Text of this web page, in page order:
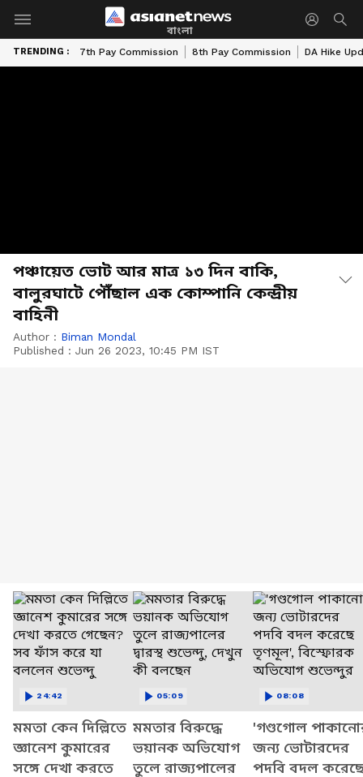
বাংলা
TRENDING : 7th Pay Commission 8th Pay Commission DA Hike
পঞ্চায়েত ভোট আর মাত্র ১৩ দিন বাকি,
বালুরঘাটে পৌঁছাল এক কোম্পানি কেন্দ্রীয়
বাহিনী
Author : Biman Mondal
Published : Jun 26 2023, 10:45 PM IST
মমতা কেন দিল্লিতে
জ্ঞানেশ কুমারের
সঙ্গে দেখা করতে
24:42
মমতার বিরুদ্ধে
ভয়ানক অভিযোগ
তুলে রাজ্যপালের
05:09
'গণ্ডগোল
জন্য ভোটারদের
পদবি বদল
08:08